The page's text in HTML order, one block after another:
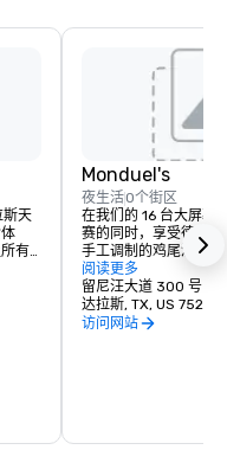
斯天
有
、
来
州
Monduel's
夜生活0个街区
在我们的 16 台大屏幕
赛的同时，享受德克
手工调制的鸡尾酒以
Monduel's 设有 45 英
息室座位，是漫长一
理想场所。聚集好友
空间，设施齐全，配
阅读更多
留尼汪大道 300 号
达拉斯, TX, US 75207
访问网站